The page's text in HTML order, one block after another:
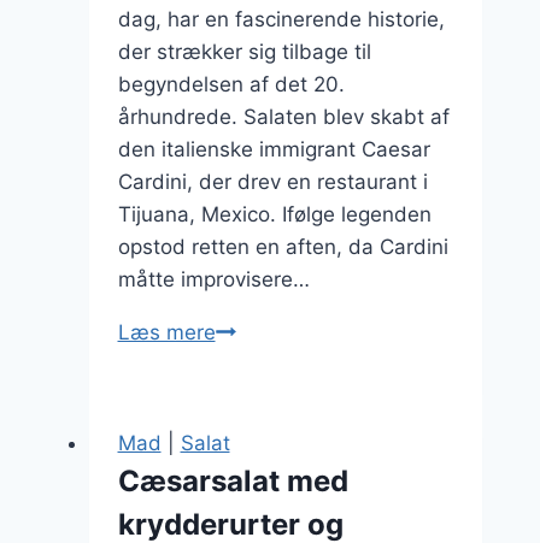
dag, har en fascinerende historie,
der strækker sig tilbage til
begyndelsen af det 20.
århundrede. Salaten blev skabt af
den italienske immigrant Caesar
Cardini, der drev en restaurant i
Tijuana, Mexico. Ifølge legenden
opstod retten en aften, da Cardini
måtte improvisere…
Læs mereCæsarsalat
festlige
lejligheder
Mad Salat
Cæsarsalat med
krydderurter og